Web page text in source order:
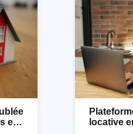
et
locative